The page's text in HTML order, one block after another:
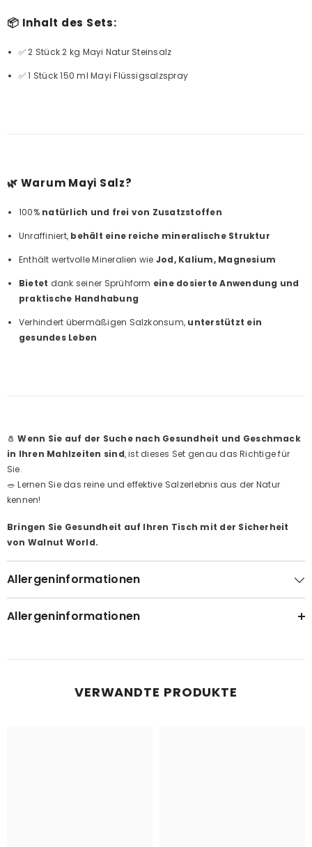
📦 Inhalt des Sets:
✅ 2 Stück 2 kg Mayi Natur Steinsalz
✅ 1 Stück 150 ml Mayi Flüssigsalzspray
🌿 Warum Mayi Salz?
100% natürlich und frei von Zusatzstoffen
Unraffiniert, behält eine reiche mineralische Struktur
Enthält wertvolle Mineralien wie Jod, Kalium, Magnesium
Bietet dank seiner Sprühform eine dosierte Anwendung und
praktische Handhabung
Verhindert übermäßigen Salzkonsum, unterstützt ein
gesundes Leben
🧂Wenn Sie auf der Suche nach Gesundheit und Geschmack
in Ihren Mahlzeiten sind, ist dieses Set genau das Richtige für
Sie.
🥗 Lernen Sie das reine und effektive Salzerlebnis aus der Natur
kennen!
Bringen Sie Gesundheit auf Ihren Tisch mit der Sicherheit
von Walnut World.
Allergeninformationen
Allergeninformationen
VERWANDTE PRODUKTE